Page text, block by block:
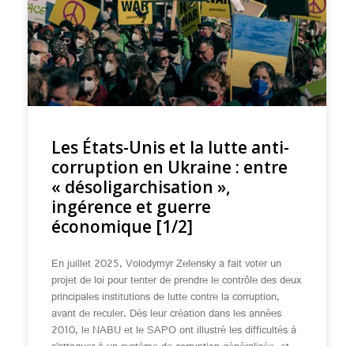
Les États-Unis et la lutte anti-
corruption en Ukraine : entre
« désoligarchisation »,
ingérence et guerre
économique [1/2]
En juillet 2025, Volodymyr Zelensky a fait voter un
projet de loi pour tenter de prendre le contrôle des deux
principales institutions de lutte contre la corruption,
avant de reculer. Dès leur création dans les années
2010, le NABU et le SAPO ont illustré les difficultés à